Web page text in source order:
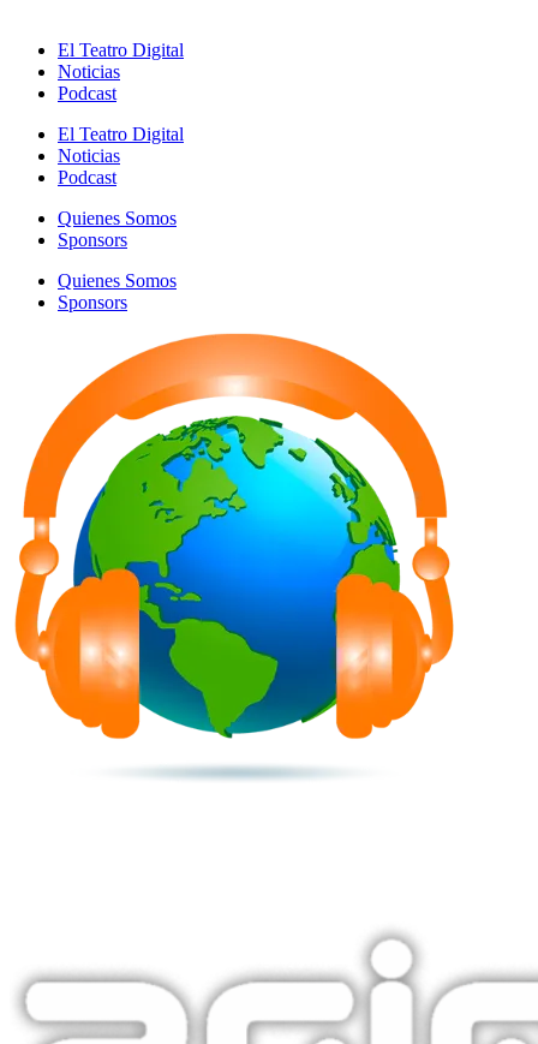
El Teatro Digital
Noticias
Podcast
El Teatro Digital
Noticias
Podcast
Quienes Somos
Sponsors
Quienes Somos
Sponsors